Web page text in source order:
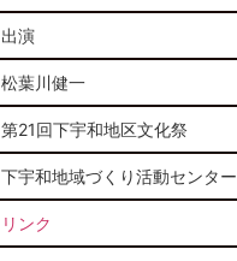
出演
松葉川健一
第21回下宇和地区文化祭
下宇和地域づくり活動センター
リンク